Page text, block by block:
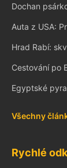
Dochan
Auta z USA:
Hrad Rabí:
Cestování po
Egyptské
Všechny
Rychlé